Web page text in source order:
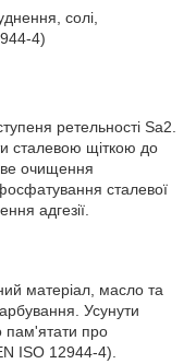
солі,
4)
ретельності Sa2.
сталевою щіткою до
очищення
сталевої
адгезії.
матеріал, масло та
Усунути
пам'ятати про
ISO 12944-4).